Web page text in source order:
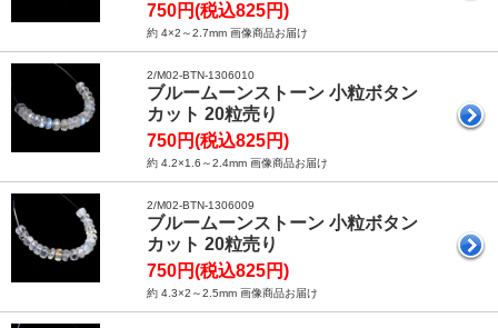
750円(税込825円)
約 4×2～2.7mm 画像商品お届け
2/M02-BTN-1306010
ブルームーンストーン 小粒ボタン
カット 20粒売り
750円(税込825円)
約 4.2×1.6～2.4mm 画像商品お届け
2/M02-BTN-1306009
ブルームーンストーン 小粒ボタン
カット 20粒売り
750円(税込825円)
約 4.3×2～2.5mm 画像商品お届け